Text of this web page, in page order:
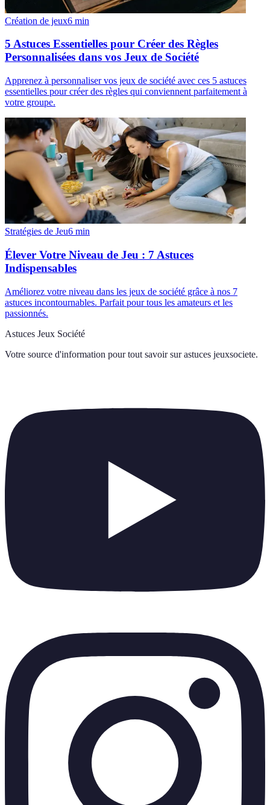
Création de jeux6 min
5 Astuces Essentielles pour Créer des Règles
Personnalisées dans vos Jeux de Société
Apprenez à personnaliser vos jeux de société avec ces 5 astuces
essentielles pour créer des règles qui conviennent parfaitement à
votre groupe.
Stratégies de Jeu6 min
Élever Votre Niveau de Jeu : 7 Astuces
Indispensables
Améliorez votre niveau dans les jeux de société grâce à nos 7
astuces incontournables. Parfait pour tous les amateurs et les
passionnés.
Astuces Jeux Société
Votre source d'information pour tout savoir sur astuces jeuxsociete.